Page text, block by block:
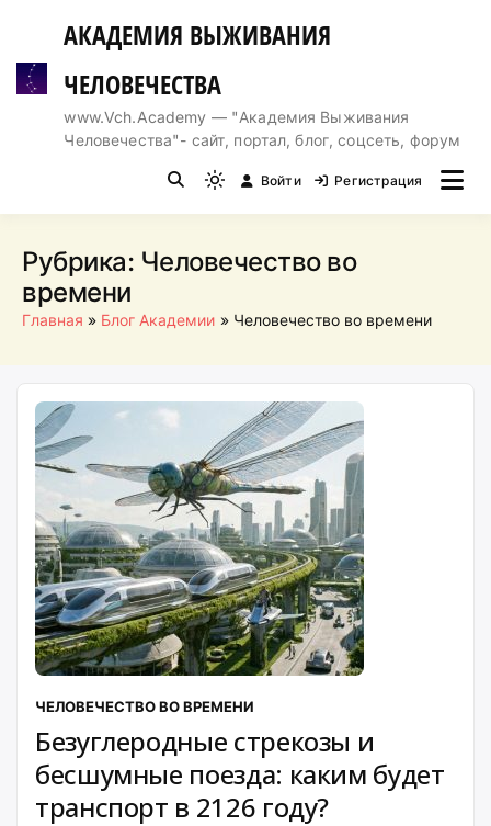
содержимому
АКАДЕМИЯ ВЫЖИВАНИЯ
ЧЕЛОВЕЧЕСТВА
www.Vch.Academy — "Академия Выживания
Человечества"- сайт, портал, блог, соцсеть, форум
Light
mode
to
to
Войти Регистрация
Рубрика: Человечество во
времени
Главная Блог Академии Человечество во времени
ЧЕЛОВЕЧЕСТВО ВО ВРЕМЕНИ
Безуглеродные стрекозы и
бесшумные поезда: каким будет
транспорт в 2126 году?